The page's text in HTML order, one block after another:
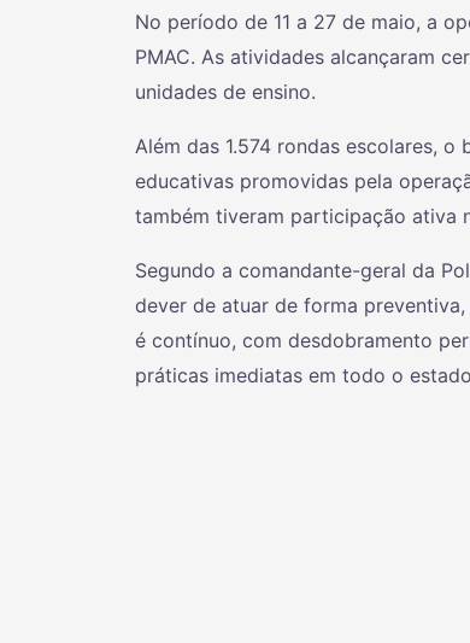
No período de 11 a 27 de maio, a
PMAC. As atividades alcançaram
unidades de ensino.
Além das 1.574 rondas escolares,
educativas promovidas pela
também tiveram participação ativa
Segundo a comandante-geral da
dever de atuar de forma
é contínuo, com desdobramento
práticas imediatas em todo o